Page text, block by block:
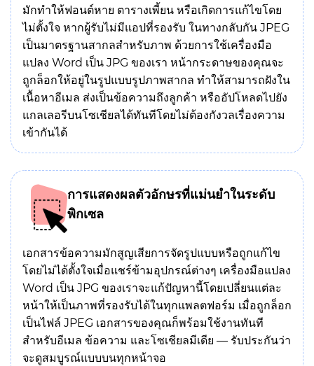
มักทำให้ฟอนต์หาย ตารางเพี้ยน หรือเกิดการแก้ไขโดย
ไม่ตั้งใจ หากผู้รับไม่มีแอปที่รองรับ ในทางกลับกัน JPEG
เป็นมาตรฐานสากลสำหรับภาพ ด้วยการใช้เครื่องมือ
แปลง Word เป็น JPG ของเรา หน้ากระดาษของคุณจะ
ถูกล็อกให้อยู่ในรูปแบบรูปภาพสากล ทำให้สามารถฝังใน
เนื้อหาอีเมล ส่งเป็นข้อความถึงลูกค้า หรืออัปโหลดไปยัง
แกลเลอรีบนโซเชียลได้ทันทีโดยไม่ต้องกังวลเรื่องความ
เข้ากันได้
การแสดงผลตัวอักษรที่แม่นยำในระดับ
พิกเซล
เอกสารข้อความมักสูญเสียการจัดรูปแบบหรือถูกแก้ไข
โดยไม่ได้ตั้งใจเมื่อแชร์ข้ามอุปกรณ์ต่างๆ เครื่องมือแปลง
Word เป็น JPG ของเราจะแก้ปัญหานี้โดยเปลี่ยนแต่ละ
หน้าให้เป็นภาพที่รองรับได้ในทุกแพลตฟอร์ม เมื่อถูกล็อก
เป็นไฟล์ JPEG เอกสารของคุณก็พร้อมใช้งานทันที
สำหรับอีเมล ข้อความ และโซเชียลมีเดีย — รับประกันว่า
จะดูสมบูรณ์แบบบนทุกหน้าจอ